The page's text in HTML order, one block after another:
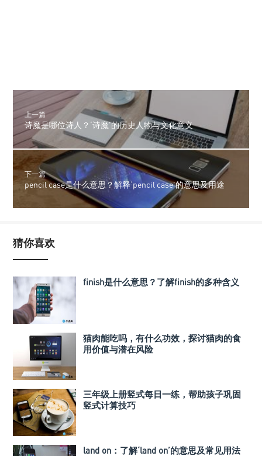
上一篇
诗魔是哪位诗人？‘诗魔’的历史人物与文化意义
下一篇
pencil case是什么意思？解释‘pencil case’的意思及用途
猜你喜欢
finish是什么意思？了解finish的多种含义
猫肉能吃吗，有什么功效，探讨猫肉的食
用价值与潜在风险
三年级上册竖式每日一练，帮助孩子巩固
竖式计算技巧
land on：了解‘land on’的意思及常见用法